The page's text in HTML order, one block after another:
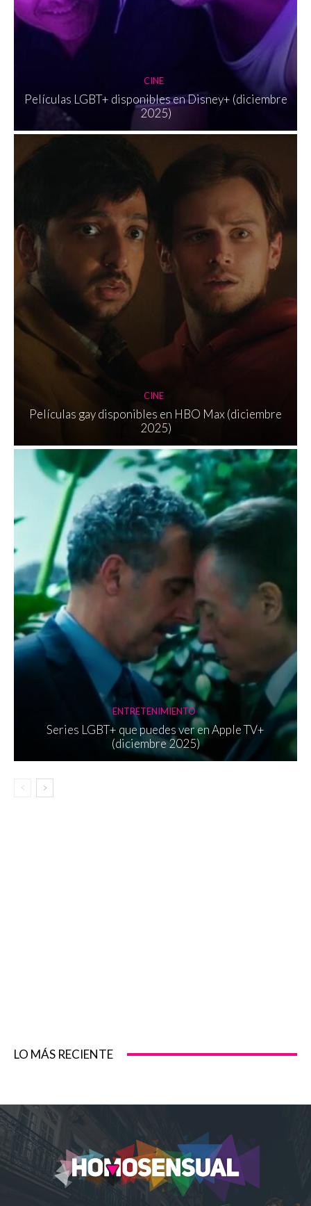
CINE
Películas LGBT+ disponibles en Disney+ (diciembre
2025)
CINE
Películas gay disponibles en HBO Max (diciembre
2025)
ENTRETENIMIENTO
Series LGBT+ que puedes ver en Apple TV+
(diciembre 2025)
LO MÁS RECIENTE